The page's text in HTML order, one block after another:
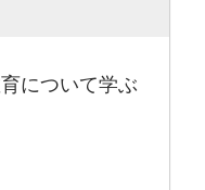
について学ぶ